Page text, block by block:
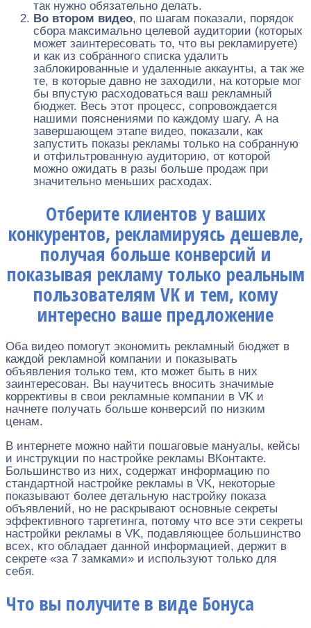
так нужно обязательно делать.
Во втором видео, по шагам показали, порядок
сбора максимально целевой аудитории (которых
может заинтересовать то, что вы рекламируете)
и как из собранного списка удалить
заблокированные и удаленные аккаунты, а так же
те, в которые давно не заходили, на которые мог
бы впустую расходоваться ваш рекламный
бюджет. Весь этот процесс, сопровождается
нашими пояснениями по каждому шагу. А на
завершающем этапе видео, показали, как
запустить показы рекламы только на собранную
и отфильтрованную аудиторию, от которой
можно ожидать в разы больше продаж при
значительно меньших расходах.
Отберите клиентов у ваших
конкурентов, рекламируясь дешевле,
получая больше конверсий и
показывая рекламу только реальным
пользователям VK и тем, кому
интересно ваше предложение
Оба видео помогут экономить рекламный бюджет в
каждой рекламной компании и показывать
объявления только тем, кто может быть в них
заинтересован. Вы научитесь вносить значимые
коррективы в свои рекламные компании в VK и
начнете получать больше конверсий по низким
ценам.
В интернете можно найти пошаговые мануалы, кейсы
и инструкции по настройке рекламы ВКонтакте.
Большинство из них, содержат информацию по
стандартной настройке рекламы в VK, некоторые
показывают более детальную настройку показа
объявлений, но не раскрывают основные секреты
эффективного таргетинга, потому что все эти секреты
настройки рекламы в VK, подавляющее большинство
всех, кто обладает данной информацией, держит в
секрете «за 7 замками» и используют только для
себя.
Что вы получите в виде Бонуса